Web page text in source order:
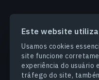
Este website
Usamos cookies
site funcione
experiência do usuário
tráfego do site,
PRODUCTS & SOLUTIONS
SETORES